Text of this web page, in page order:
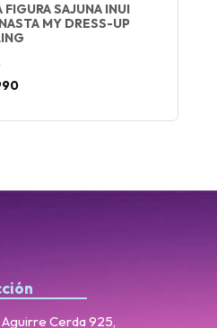
FIGURA SAJUNA INUI
MY DRESS-UP
Cerda 925,